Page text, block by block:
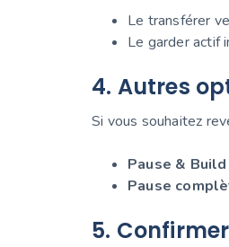
Le transférer
Le garder actif
4. Autres
Si vous souhaitez
Pause & Build
Pause
5.